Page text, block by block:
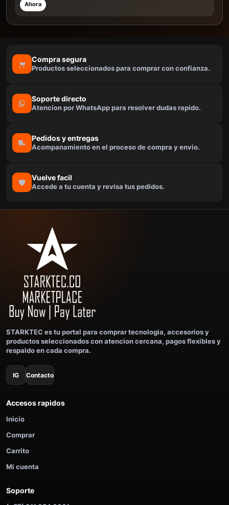
Ahora
Compra segura
Productos seleccionados para comprar con confianza.
Soporte directo
Atencion por WhatsApp para resolver dudas rapido.
Pedidos y entregas
Acompanamiento en el proceso de compra y envio.
Vuelve facil
Accede a tu cuenta y revisa tus pedidos.
STARKTEC es tu portal para comprar tecnologia, accesorios y
productos seleccionados con atencion cercana, pagos flexibles y
respaldo en cada compra.
IG Contacto
Accesos rapidos
Inicio
Comprar
Carrito
Mi cuenta
Soporte